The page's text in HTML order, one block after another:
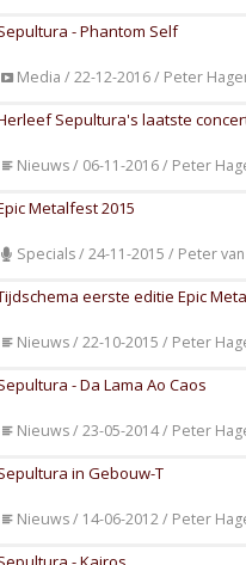
- Phantom Self
Media / 22-12-2016 / Peter
Sepultura's laatste
Nieuws / 06-11-2016 / Peter
Metalfest 2015
Specials / 24-11-2015 / Peter
eerste editie Epic
Nieuws / 22-10-2015 / Peter
- Da Lama Ao Caos
Nieuws / 23-05-2014 / Peter
in Gebouw-T
Nieuws / 14-06-2012 / Peter